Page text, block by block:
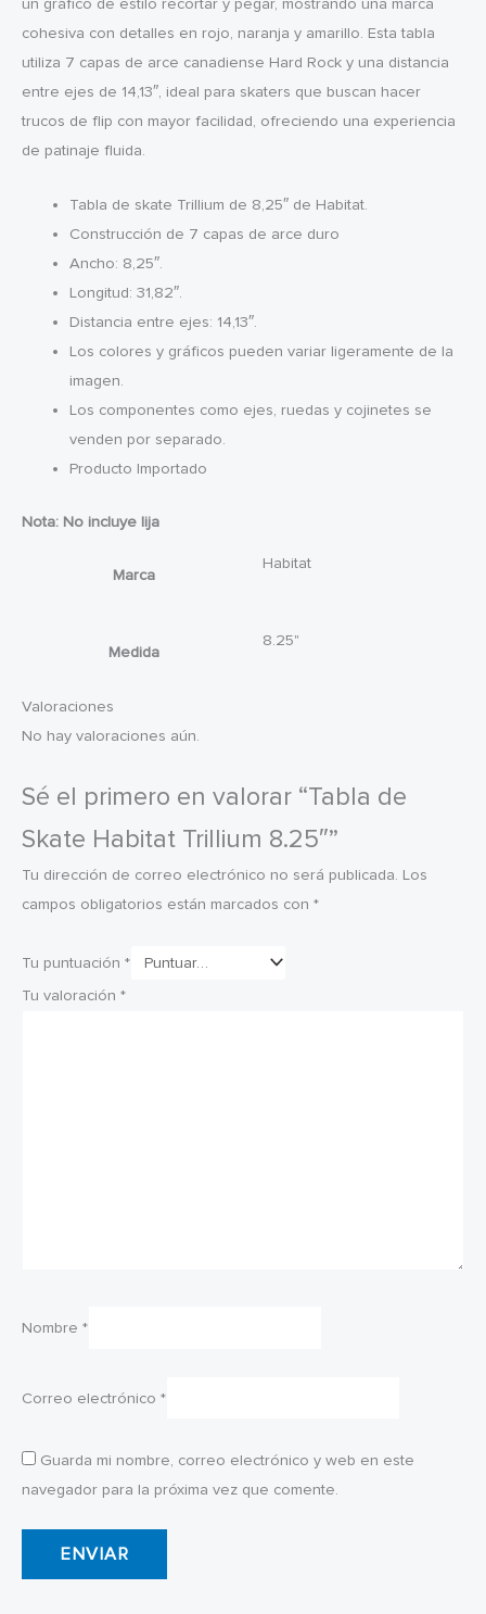
cohesiva con detalles en rojo, naranja y amarillo. Esta tabla
utiliza 7 capas de arce canadiense Hard Rock y una distancia
entre ejes de 14,13″, ideal para skaters que buscan hacer
trucos de flip con mayor facilidad, ofreciendo una experiencia
de patinaje fluida.
Tabla de skate Trillium de 8,25″ de Habitat.
Construcción de 7 capas de arce duro
Ancho: 8,25″.
Longitud: 31,82″.
Distancia entre ejes: 14,13″.
Los colores y gráficos pueden variar ligeramente de la
imagen.
Los componentes como ejes, ruedas y cojinetes se
venden por separado.
Producto Importado
Nota: No incluye lija
Marca
Habitat
Medida
8.25"
Valoraciones
No hay valoraciones aún.
Sé el primero en valorar “Tabla de
Skate Habitat Trillium 8.25″”
Tu dirección de correo electrónico no será publicada. Los
campos obligatorios están marcados con *
Tu puntuación *
Tu valoración *
Nombre *
Correo electrónico *
Guarda mi nombre, correo electrónico y web en este
navegador para la próxima vez que comente.